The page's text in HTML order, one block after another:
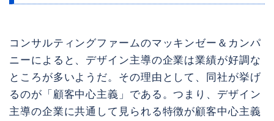
コンサルティングファームのマッキンゼー＆カンパ
ニーによると、デザイン主導の企業は業績が好調な
ところが多いようだ。その理由として、同社が挙げ
るのが「顧客中心主義」である。つまり、デザイン
主導の企業に共通して見られる特徴が顧客中心主義